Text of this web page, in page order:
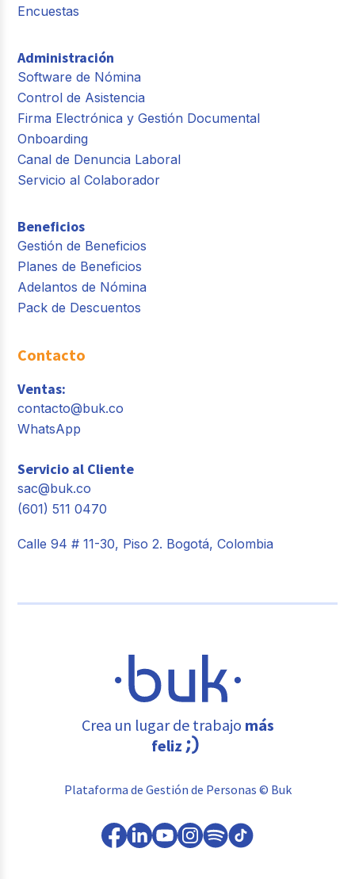
Encuestas
Administración
Software de Nómina
Control de Asistencia
Firma Electrónica y Gestión Documental
Onboarding
Canal de Denuncia Laboral
Servicio al Colaborador
Beneficios
Gestión de Beneficios
Planes de Beneficios
Adelantos de Nómina
Pack de Descuentos
Contacto
Ventas:
contacto@buk.co
WhatsApp
Servicio al Cliente
sac@buk.co
(601) 511 0470
Calle 94 # 11-30, Piso 2. Bogotá, Colombia
Crea un lugar de trabajo más
feliz
Plataforma de Gestión de Personas © Buk